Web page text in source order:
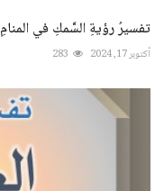
تفسيرُ رؤيةِ السَّمكِ في المنامِ
أكتوبر 17, 2024 283